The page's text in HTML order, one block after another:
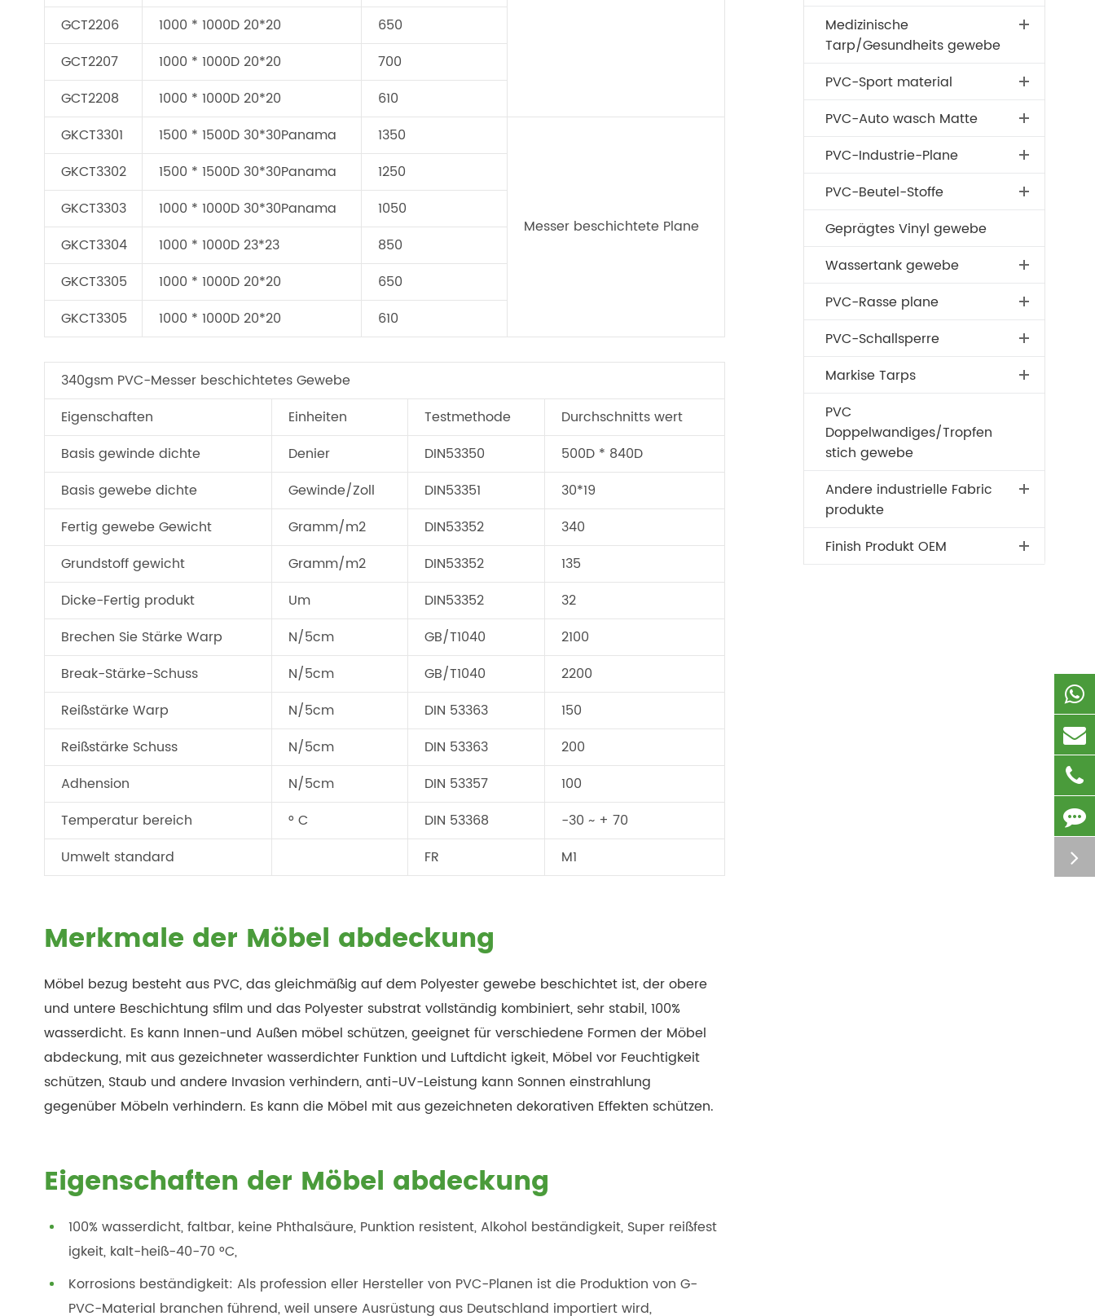
GCT2206
1000 * 1000D 20*20
650
GCT2207
1000 * 1000D 20*20
700
GCT2208
1000 * 1000D 20*20
610
GKCT3301
1500 * 1500D 30*30Panama 1350
Messer beschichtete Plane
GKCT3302 1500 * 1500D 30*30Panama
1250
GKCT3303
1000 * 1000D 30*30Panama
1050
GKCT3304
1000 * 1000D 23*23
850
GKCT3305
1000 * 1000D 20*20
650
GKCT3305
1000 * 1000D 20*20 610
340gsm PVC-Messer beschichtetes Gewebe
Eigenschaften
Einheiten Testmethode
Durchschnitts wert
Basis gewinde dichte
Denier DIN53350
500D * 840D
Basis gewebe dichte
Gewinde/Zoll DIN53351
30*19
Fertig gewebe Gewicht
Gramm/m2 DIN53352
340
Grundstoff gewicht
Gramm/m2 DIN53352
135
Dicke-Fertig produkt
Um DIN53352
32
Brechen Sie Stärke Warp
N/5cm GB/T1040
2100
Break-Stärke-Schuss
N/5cm GB/T1040
2200
Reißstärke Warp
N/5cm DIN 53363
150
Reißstärke Schuss
N/5cm DIN 53363
200
Adhension
N/5cm DIN 53357
100
Temperatur bereich
° C DIN 53368
-30 ~ + 70
Umwelt standard
FR M1
Merkmale der Möbel abdeckung
Möbel bezug besteht aus PVC, das gleichmäßig auf dem Polyester gewebe beschichtet ist, der obere
und untere Beschichtung sfilm und das Polyester substrat vollständig kombiniert, sehr stabil, 100%
wasserdicht. Es kann Innen-und Außen möbel schützen, geeignet für verschiedene Formen der Möbel
abdeckung, mit aus gezeichneter wasserdichter Funktion und Luftdicht igkeit, Möbel vor Feuchtigkeit
schützen, Staub und andere Invasion verhindern, anti-UV-Leistung kann Sonnen einstrahlung
gegenüber Möbeln verhindern. Es kann die Möbel mit aus gezeichneten dekorativen Effekten schützen.
Eigenschaften der Möbel abdeckung
100% wasserdicht, faltbar, keine Phthalsäure, Punktion resistent, Alkohol beständigkeit, Super reißfest
igkeit, kalt-heiß-40-70 °C,
Korrosions beständigkeit: Als profession eller Hersteller von PVC-Planen ist die Produktion von G-
PVC-Material branchen führend, weil unsere Ausrüstung aus Deutschland importiert wird,
Medizinische
Tarp/Gesundheits gewebe
PVC-Sport material
PVC-Auto wasch Matte
PVC-Industrie-Plane
PVC-Beutel-Stoffe
Geprägtes Vinyl gewebe
Wassertank gewebe
PVC-Rasse plane
PVC-Schallsperre
Markise Tarps
PVC
Doppelwandiges/Tropfen
stich gewebe
Andere industrielle Fabric
produkte
Finish Produkt OEM